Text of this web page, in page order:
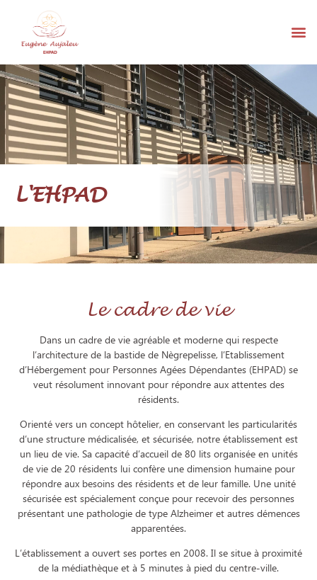
L'EHPAD
Le cadre de vie
Dans un cadre de vie agréable et moderne qui respecte
l’architecture de la bastide de Nègrepelisse, l’Etablissement
d’Hébergement pour Personnes Agées Dépendantes (EHPAD) se
veut résolument innovant pour répondre aux attentes des
résidents.
Orienté vers un concept hôtelier, en conservant les particularités
d’une structure médicalisée, et sécurisée, notre établissement est
un lieu de vie. Sa capacité d’accueil de 80 lits organisée en unités
de vie de 20 résidents lui confère une dimension humaine pour
répondre aux besoins des résidents et de leur famille. Une unité
sécurisée est spécialement conçue pour recevoir des personnes
présentant une pathologie de type Alzheimer et autres démences
apparentées.
L’établissement a ouvert ses portes en 2008. Il se situe à proximité
de la médiathèque et à 5 minutes à pied du centre-ville.